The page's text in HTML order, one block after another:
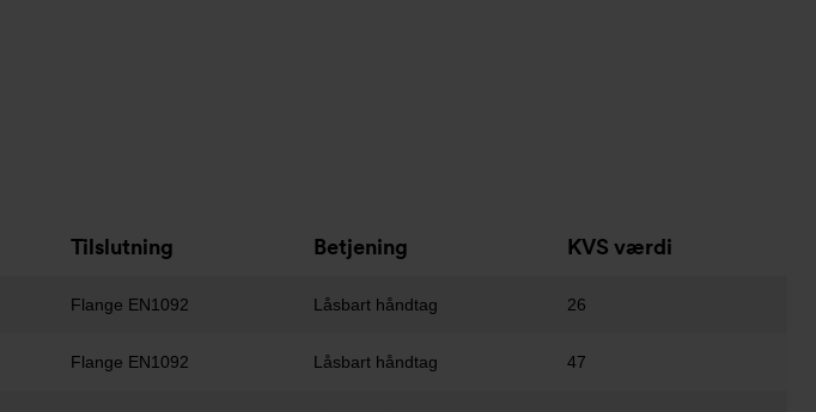
Tilslutning Betjening KVS værdi
Flange EN1092 Låsbart håndtag 26
Flange EN1092 Låsbart håndtag 47